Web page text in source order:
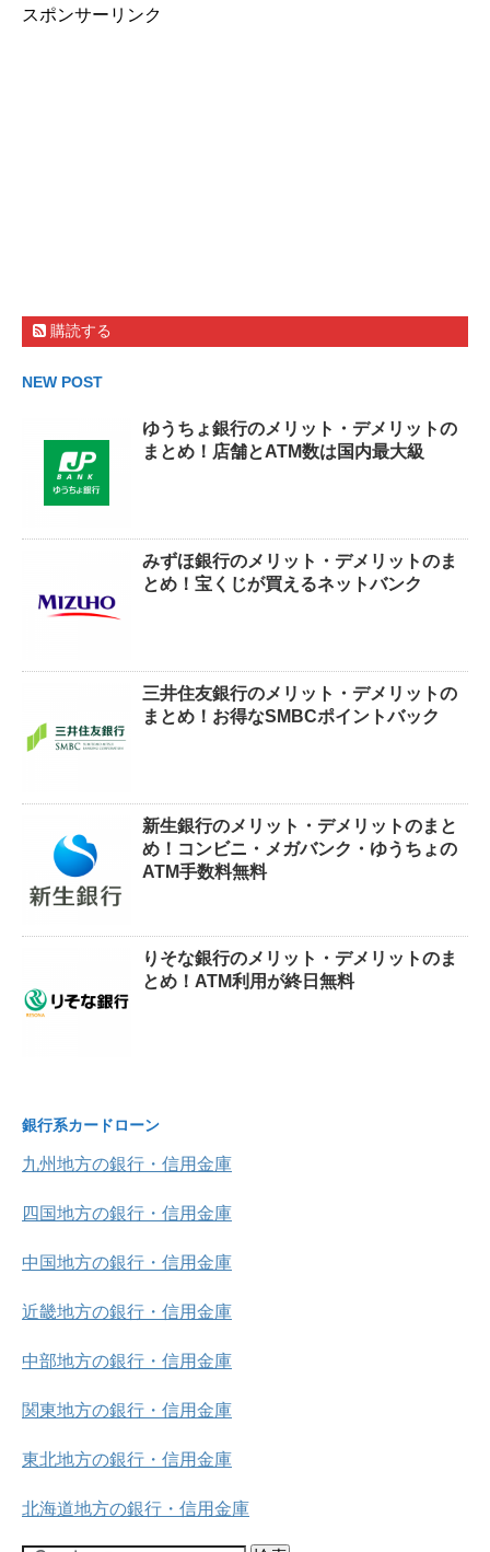
スポンサーリンク
購読する
NEW POST
ゆうちょ銀行のメリット・デメリットの
まとめ！店舗とATM数は国内最大級
みずほ銀行のメリット・デメリットのま
とめ！宝くじが買えるネットバンク
三井住友銀行のメリット・デメリットの
まとめ！お得なSMBCポイントバック
新生銀行のメリット・デメリットのまと
め！コンビニ・メガバンク・ゆうちょの
ATM手数料無料
りそな銀行のメリット・デメリットのま
とめ！ATM利用が終日無料
銀行系カードローン
九州地方の銀行・信用金庫
四国地方の銀行・信用金庫
中国地方の銀行・信用金庫
近畿地方の銀行・信用金庫
中部地方の銀行・信用金庫
関東地方の銀行・信用金庫
東北地方の銀行・信用金庫
北海道地方の銀行・信用金庫